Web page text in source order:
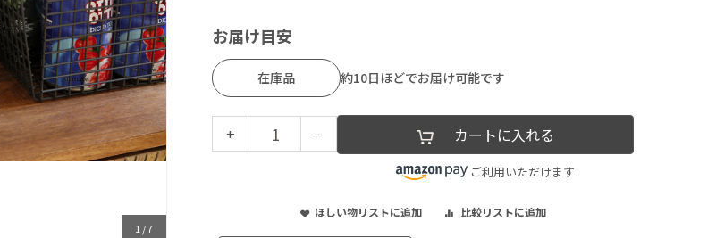
1 /7
お届け目安
在庫品 約10日ほどでお届け可能です
+ − カートに入れる
ご利用いただけます
ほしい物リストに追加 比較リストに追加